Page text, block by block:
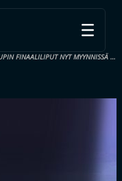
KOUVOLAN LAKRITSI SUOMEN CUPIN FINAALILIPUT NYT MYYNNISSÄ – OTA OSOITTEEKSI TIKETTI.FI